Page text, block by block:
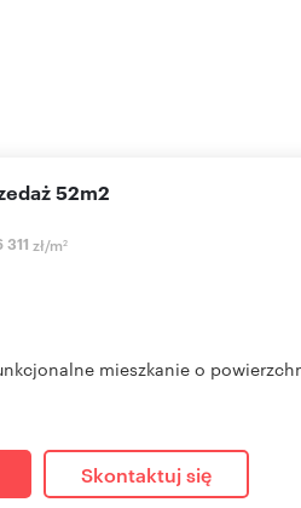
311 zł/m2
52m2
mieszkanie o
Skontaktuj się